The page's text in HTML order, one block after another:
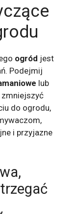
ogród jest
Podejmij
lub
do ogrodu,
i przyjazne